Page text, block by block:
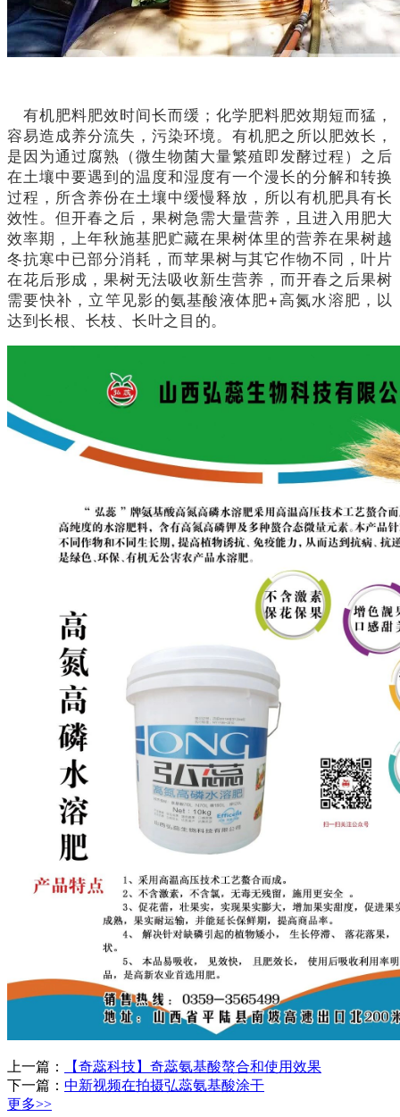
有机肥料肥效时间长而缓；化学肥料肥效期短而猛，
容易造成养分流失，污染环境。有机肥之所以肥效长，
是因为通过腐熟（微生物菌大量繁殖即发酵过程）之后
在土壤中要遇到的温度和湿度有一个漫长的分解和转换
过程，所含养份在土壤中缓慢释放，所以有机肥具有长
效性。但开春之后，果树急需大量营养，且进入用肥大
效率期，上年秋施基肥贮藏在果树体里的营养在果树越
冬抗寒中已部分消耗，而苹果树与其它作物不同，叶片
在花后形成，果树无法吸收新生营养，而开春之后果树
需要快补，立竿见影的氨基酸液体肥+高氮水溶肥，以
达到长根、长枝、长叶之目的。
上一篇：
【奇蕊科技】奇蕊氨基酸螯合和使用效果
下一篇： 中新视频在拍摄弘蕊氨基酸涂干
更多>>